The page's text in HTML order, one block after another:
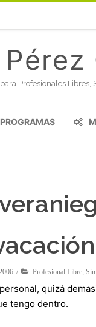
Profesionales
PROGRAMAS
Profesional Libre,
quizá
tengo dentro.